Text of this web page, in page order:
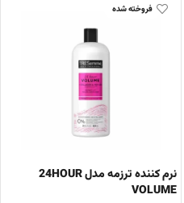
فروخته شده
نرم کننده ترزمه مدل 24HOUR
VOLUME